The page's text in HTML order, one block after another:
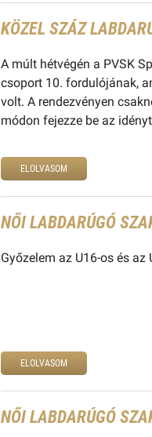
KÖZEL SZÁZ
A múlt hétvégén a PVSK
csoport 10. fordulójának,
volt. A rendezvényen
módon fejezze be az
ELOLVASOM
NŐI LABDARÚGÓ
Győzelem az U16-os és az
ELOLVASOM
NŐI LABDARÚGÓ